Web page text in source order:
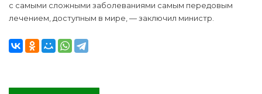
с самыми сложными заболеваниями самым передовым
лечением, доступным в мире, — заключил министр.